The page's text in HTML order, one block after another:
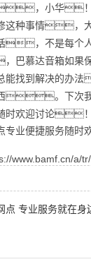
，小华！我
这种事情，
，不是每个
慕达音箱如果
找到解决的办
。下次
欢迎讨论！
专业便捷服务随
www.bamf.cn/a/
点 专业服务就在身